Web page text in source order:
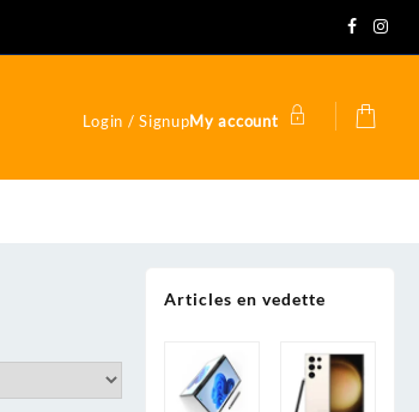
Login / SignupMy account
Articles en vedette